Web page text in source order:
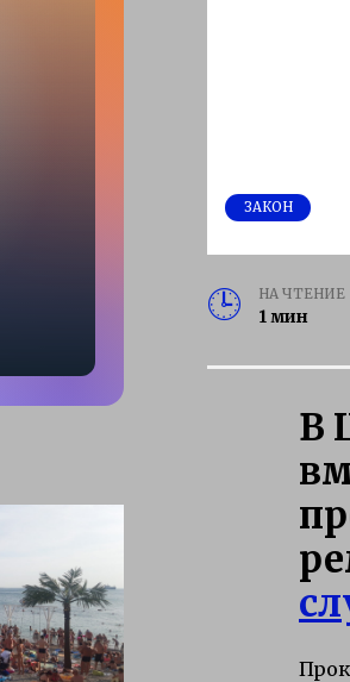
ЗАКОН
НА ЧТЕНИЕ
1 мин
В